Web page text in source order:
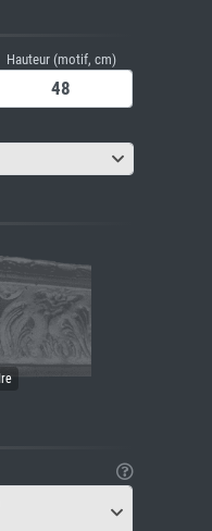
Hauteur (motif, cm)